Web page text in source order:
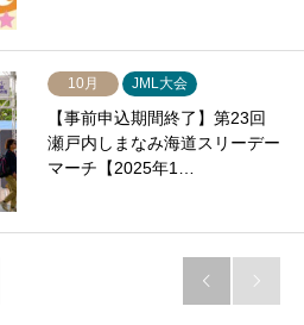
10月 JML大会
【事前申込期間終了】第23回
瀬戸内しまなみ海道スリーデー
マーチ【2025年1…
 